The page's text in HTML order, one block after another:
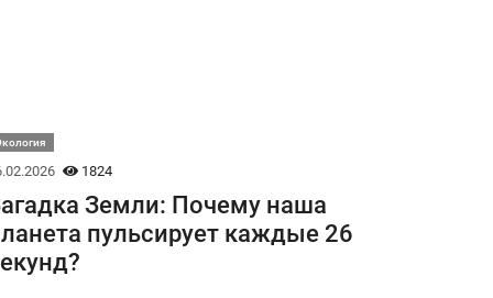
1824
Земли: Почему наша
пульсирует каждые 26